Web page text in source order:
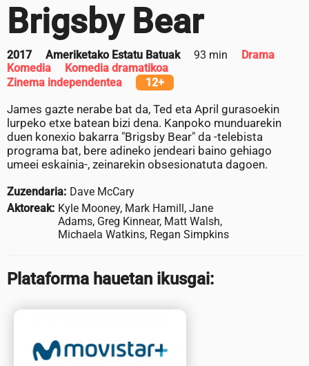
Brigsby Bear
2017 Ameriketako Estatu Batuak 93 min
Drama
Komedia
Komedia dramatikoa
Zinema independentea
12+
James gazte nerabe bat da, Ted eta April gurasoekin
lurpeko etxe batean bizi dena. Kanpoko munduarekin
duen konexio bakarra "Brigsby Bear" da -telebista
programa bat, bere adineko jendeari baino gehiago
umeei eskainia-, zeinarekin obsesionatuta dagoen.
Zuzendaria: Dave McCary
Aktoreak: Kyle Mooney, Mark Hamill, Jane
Adams, Greg Kinnear, Matt Walsh,
Michaela Watkins, Regan Simpkins
Plataforma hauetan ikusgai: